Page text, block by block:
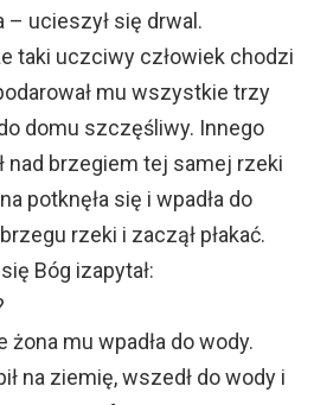
– ucieszył się drwal.
taki uczciwy człowiek chodzi
mu wszystkie trzy
domu szczęśliwy. Innego
nad brzegiem tej samej rzeki
potknęła się i wpadła do
rzeki i zaczął płakać.
Bóg izapytał:
żona mu wpadła do wody.
na ziemię, wszedł do wody i